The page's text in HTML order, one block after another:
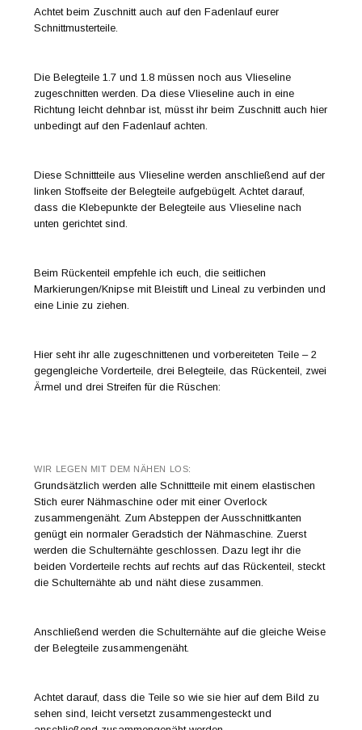
Achtet beim Zuschnitt auch auf den Fadenlauf eurer
Schnittmusterteile.
Die Belegteile 1.7 und 1.8 müssen noch aus Vlieseline
zugeschnitten werden. Da diese Vlieseline auch in eine
Richtung leicht dehnbar ist, müsst ihr beim Zuschnitt auch hier
unbedingt auf den Fadenlauf achten.
Diese Schnittteile aus Vlieseline werden anschließend auf der
linken Stoffseite der Belegteile aufgebügelt. Achtet darauf,
dass die Klebepunkte der Belegteile aus Vlieseline nach
unten gerichtet sind.
Beim Rückenteil empfehle ich euch, die seitlichen
Markierungen/Knipse mit Bleistift und Lineal zu verbinden und
eine Linie zu ziehen.
Hier seht ihr alle zugeschnittenen und vorbereiteten Teile – 2
gegengleiche Vorderteile, drei Belegteile, das Rückenteil, zwei
Ärmel und drei Streifen für die Rüschen:
WIR LEGEN MIT DEM NÄHEN LOS:
Grundsätzlich werden alle Schnittteile mit einem elastischen
Stich eurer Nähmaschine oder mit einer Overlock
zusammengenäht. Zum Absteppen der Ausschnittkanten
genügt ein normaler Geradstich der Nähmaschine. Zuerst
werden die Schulternähte geschlossen. Dazu legt ihr die
beiden Vorderteile rechts auf rechts auf das Rückenteil, steckt
die Schulternähte ab und näht diese zusammen.
Anschließend werden die Schulternähte auf die gleiche Weise
der Belegteile zusammengenäht.
Achtet darauf, dass die Teile so wie sie hier auf dem Bild zu
sehen sind, leicht versetzt zusammengesteckt und